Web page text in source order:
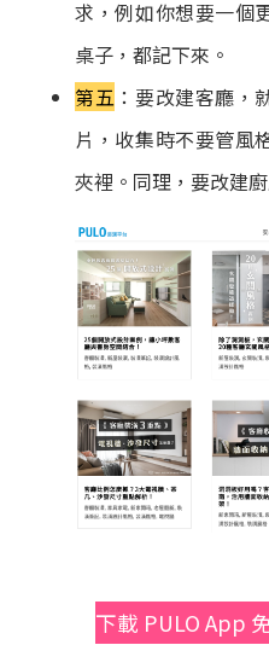
求，例如你想要一個
桌子，都記下來。
第五 ：要改建客廳，
片，收集時不要管風
夾裡。同理，要改建
下載 PULO App